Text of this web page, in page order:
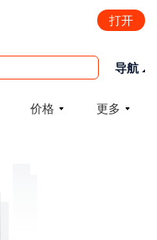
打开
导航
价格 更多